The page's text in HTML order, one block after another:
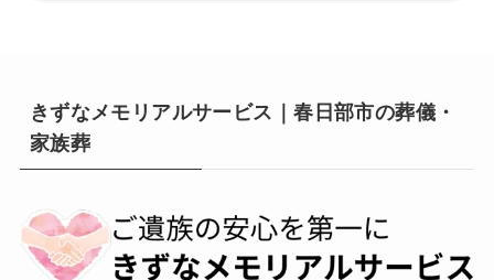
きずなメモリアルサービス｜春日部市の葬儀・
家族葬